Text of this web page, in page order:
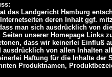
das Landgericht Hamburg
deren Inhalt ggf.
man sich ausdrücklich von
unserer Homepage Links
dass wir keinerlei Einfluß
ausdrücklich von allen Inhalten
Haftung für die Inhalte der
Produktnamen,